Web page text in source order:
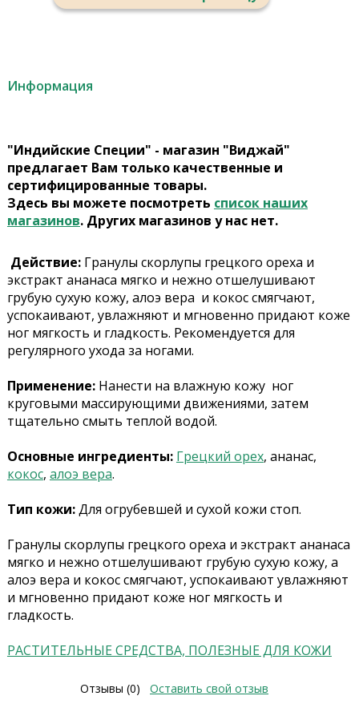
Информация
"Индийские Специи" - магазин "Виджай"
предлагает Вам только качественные и
сертифицированные товары.
Здесь вы можете посмотреть список наших
магазинов. Других магазинов у нас нет.
Действие:Гранулы скорлупы грецкого ореха и
экстракт ананаса мягко и нежно отшелушивают
грубую сухую кожу, алоэ вера и кокос смягчают,
успокаивают, увлажняют и мгновенно придают коже
ног мягкость и гладкость. Рекомендуется для
регулярного ухода за ногами.
Применение:Нанести на влажную кожу ног
круговыми массирующими движениями, затем
тщательно смыть теплой водой.
Основные ингредиенты: Грецкий орех, ананас,
кокос, алоэ вера.
Тип кожи:Для огрубевшей и сухой кожи стоп.
Гранулы скорлупы грецкого ореха и экстракт ананаса
мягко и нежно отшелушивают грубую сухую кожу, а
алоэ вера и кокос смягчают, успокаивают увлажняют
и мгновенно придают коже ног мягкость и
гладкость.
РАСТИТЕЛЬНЫЕ СРЕДСТВА, ПОЛЕЗНЫЕ ДЛЯ КОЖИ
Отзывы (0) Оставить свой отзыв